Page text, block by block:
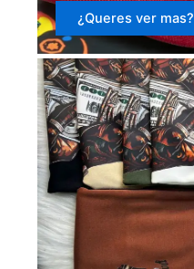
¿Queres ver mas?